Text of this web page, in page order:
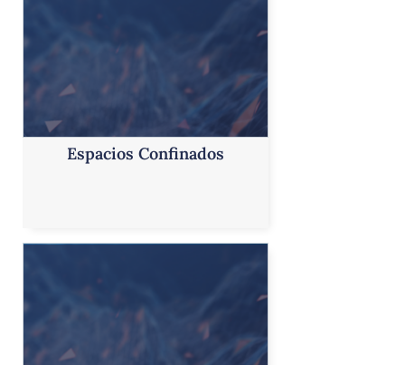
Espacios Confinados